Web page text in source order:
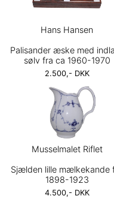
Hans Hansen
Palisander æske med
sølv fra ca 1960-1970
2.500,- DKK
Musselmalet Riflet
Sjælden lille mælkekande
1898-1923
4.500,- DKK